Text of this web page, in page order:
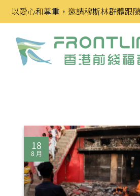
Skip
to
content
以愛心和尊重，邀請穆斯林群體跟
18
8 月